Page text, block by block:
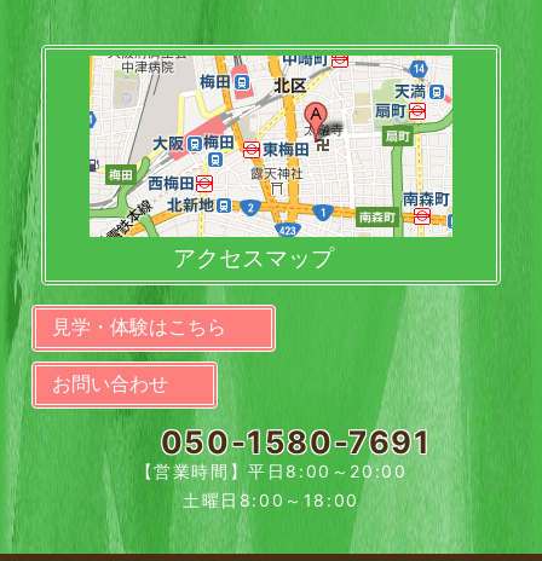
アクセスマップ
見学・体験はこちら
お問い合わせ
050-1580-7691
【営業時間】平日8:00～20:00
土曜日8:00～18:00